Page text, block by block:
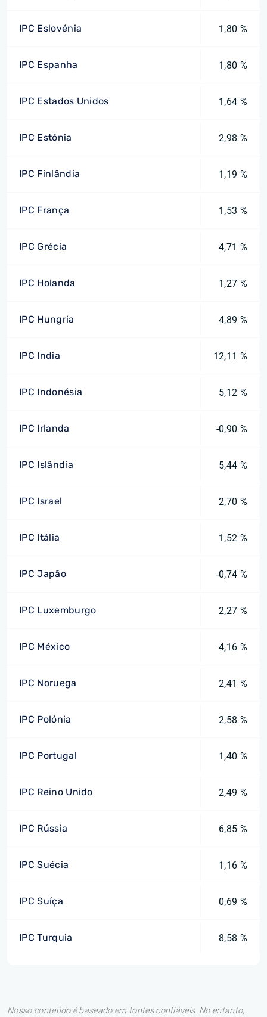
IPC Eslovénia 1,80 %
IPC Espanha 1,80 %
IPC Estados Unidos 1,64 %
IPC Estónia 2,98 %
IPC Finlândia 1,19 %
IPC França 1,53 %
IPC Grécia 4,71 %
IPC Holanda 1,27 %
IPC Hungria 4,89 %
IPC India 12,11 %
IPC Indonésia 5,12 %
IPC Irlanda -0,90 %
IPC Islândia 5,44 %
IPC Israel 2,70 %
IPC Itália 1,52 %
IPC Japão -0,74 %
IPC Luxemburgo 2,27 %
IPC México 4,16 %
IPC Noruega 2,41 %
IPC Polónia 2,58 %
IPC Portugal 1,40 %
IPC Reino Unido 2,49 %
IPC Rússia 6,85 %
IPC Suécia 1,16 %
IPC Suíça 0,69 %
IPC Turquia 8,58 %
Nosso conteúdo é baseado em fontes confiáveis. No entanto,